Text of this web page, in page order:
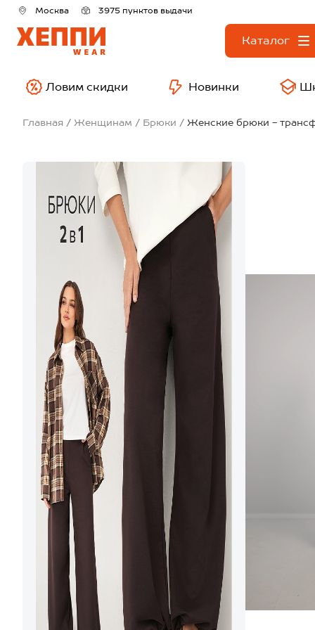
Москва 3975 пунктов выдачи
Каталог
Ловим скидки Новинки
Главная Женщинам Брюки Женские брюки -